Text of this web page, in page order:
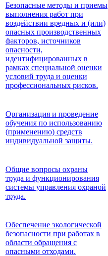
Безопасные методы и приемы
выполнения работ при
воздействии вредных и (или)
опасных производственных
факторов, источников
опасности,
идентифицированных в
рамках специальной оценки
условий труда и оценки
профессиональных рисков.
Организация и проведение
обучения по использованию
(применению) средств
индивидуальной защиты.
Общие вопросы охраны
труда и функционирования
системы управления охраной
труда.
Обеспечение экологической
безопасности при работах в
области обращения с
опасными отходами.